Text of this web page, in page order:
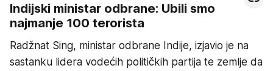
Indijski ministar odbrane: Ubili smo
najmanje 100 terorista
Radžnat Sing, ministar odbrane Indije, izjavio je na
sastanku lidera vodećih političkih partija te zemlje da